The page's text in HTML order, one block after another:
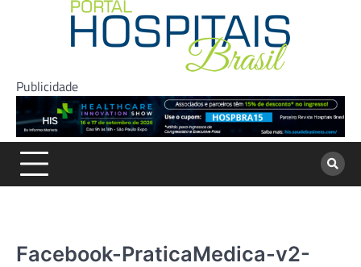
Publicidade
Facebook-PraticaMedica-v2-